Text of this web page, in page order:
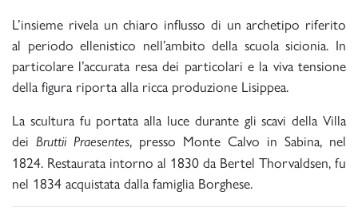
L’insieme rivela un chiaro influsso di un archetipo riferito
al periodo ellenistico nell’ambito della scuola sicionia. In
particolare l’accurata resa dei particolari e la viva tensione
della figura riporta alla ricca produzione Lisippea.
La scultura fu portata alla luce durante gli scavi della Villa
dei Bruttii Praesentes, presso Monte Calvo in Sabina, nel
1824. Restaurata intorno al 1830 da Bertel Thorvaldsen, fu
nel 1834 acquistata dalla famiglia Borghese.